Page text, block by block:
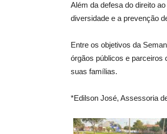
Além da defesa do direito
diversidade e a prevenção
Entre os objetivos da
órgãos públicos e parceiros
suas famílias.
*Edilson José, Assessoria